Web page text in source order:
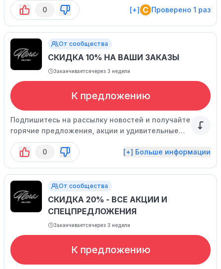
по времени.
0 [+] C Проверено 1 раз
От сообщества
СКИДКА 10% НА ВАШИ ЗАКАЗЫ
Заканчиваетсячерез 3 недели
К предложению
Подпишитесь на рассылку новостей и получайте
горячие предложения, акции и удивительные
скидки на продукцию интернет-магазина.
0
[+] Больше информации
От сообщества
СКИДКА 20% - ВСЕ АКЦИИ И
СПЕЦПРЕДЛОЖЕНИЯ
Заканчиваетсячерез 3 недели
К предложению